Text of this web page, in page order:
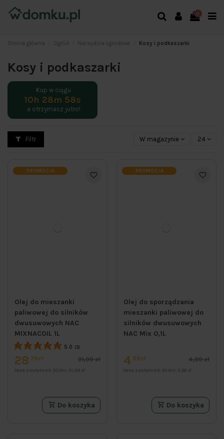
Strona główna Ogród Narzędzia ogrodowe Kosy i podkaszarki
Kosy i podkaszarki
Kup w ciągu
10h 28m 58s
a otrzymasz jutro!
Filtr W magazynie 24
PROMOCJA
Olej do mieszanki
paliwowej do silników
dwusuwowych NAC
MIXNACOIL 1L
5.0 (3)
28 79zł 31,99 zł
Cena z ostatnich 30 dni: 31,99 zł
Do koszyka
PROMOCJA
Olej do sporządzania
mieszanki paliwowej do
silników dwusuwowych
NAC Mix 0,1L
4 59zł 4,99 zł
Cena z ostatnich 30 dni: 3,58 zł
Do koszyka